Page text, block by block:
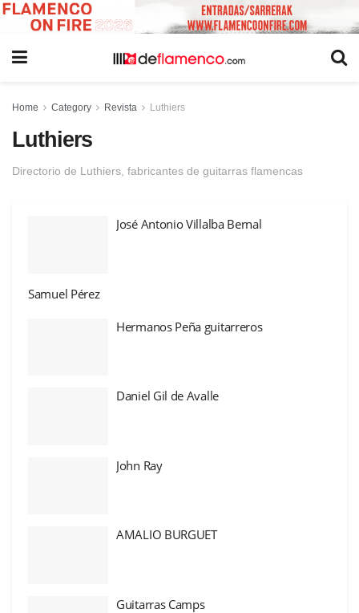
Home Category Revista Luthiers
Luthiers
Directorio de Luthiers, fabricantes de guitarras flamencas
José Antonio Villalba Bernal
Samuel Pérez
Hermanos Peña guitarreros
Daniel Gil de Avalle
John Ray
AMALIO BURGUET
Guitarras Camps